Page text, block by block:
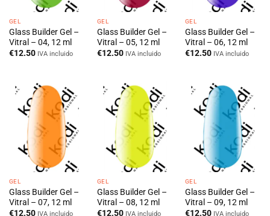
GEL
Glass Builder Gel –
Vitral – 04, 12 ml
€12.50 IVA incluido
GEL
Glass Builder Gel –
Vitral – 05, 12 ml
€12.50 IVA incluido
GEL
Glass Builder Gel –
Vitral – 06, 12 ml
€12.50 IVA incluido
GEL
Glass Builder Gel –
Vitral – 07, 12 ml
€12.50 IVA incluido
GEL
Glass Builder Gel –
Vitral – 08, 12 ml
€12.50 IVA incluido
GEL
Glass Builder Gel –
Vitral – 09, 12 ml
€12.50 IVA incluido